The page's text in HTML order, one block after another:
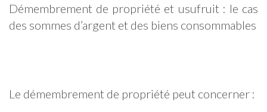
Démembrement de propriété et usufruit : le cas
des sommes d’argent et des biens consommables
Le démembrement de propriété peut concerner :